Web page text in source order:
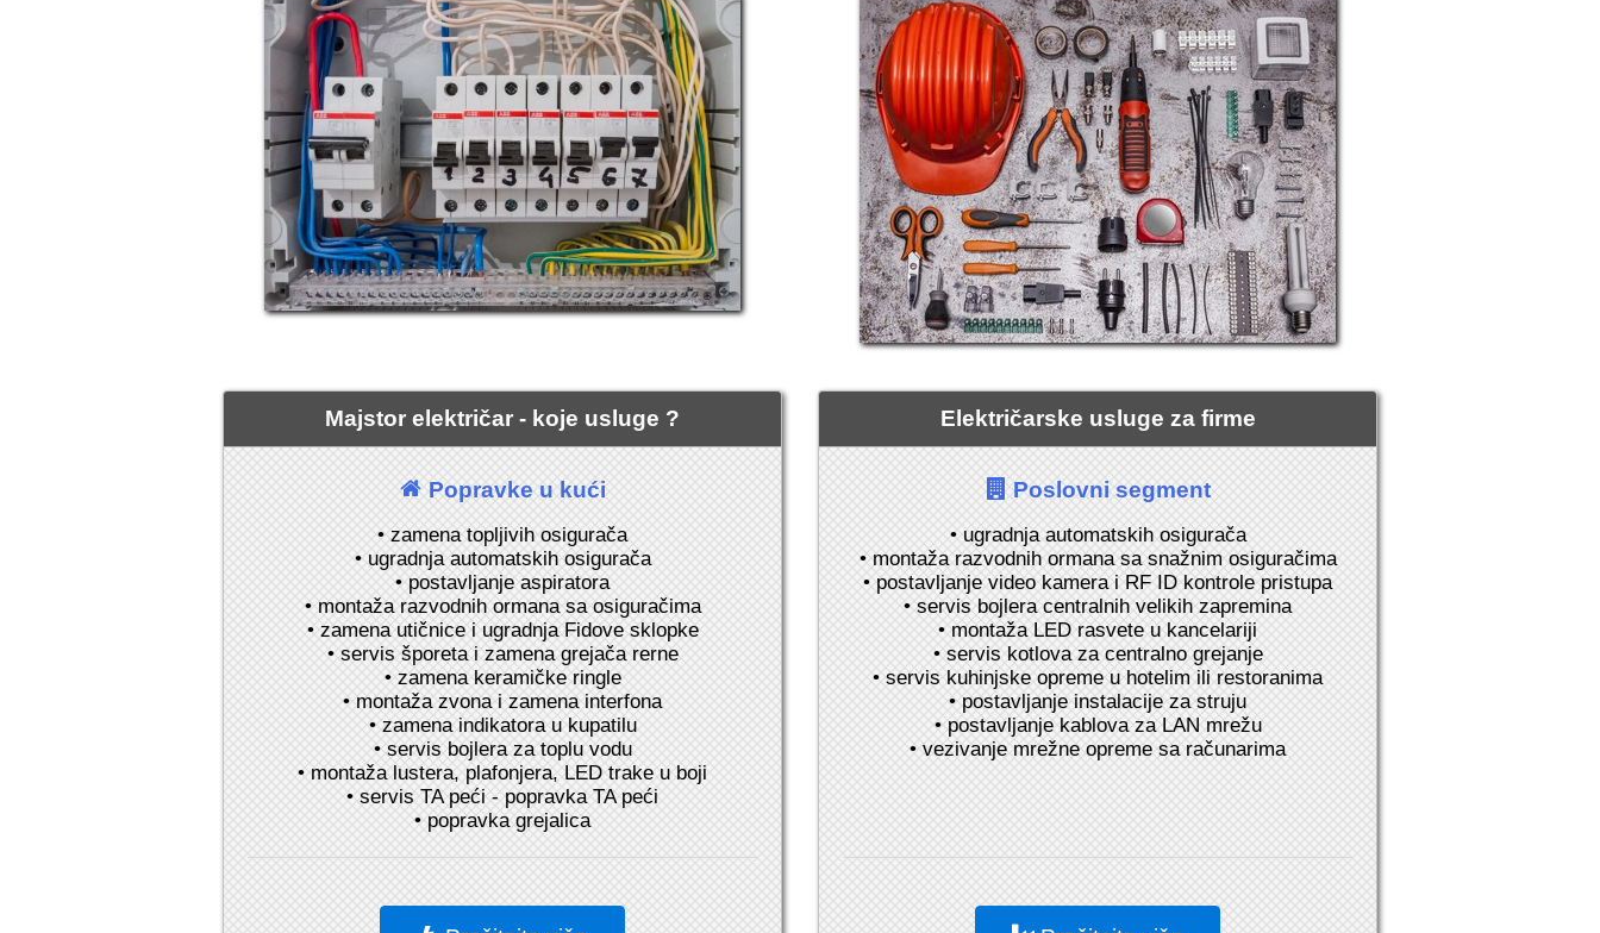
Majstor električar - koje usluge ?
Popravke u kući
• zamena topljivih osigurača
• ugradnja automatskih osigurača
• postavljanje aspiratora
• montaža razvodnih ormana sa osiguračima
• zamena utičnice i ugradnja Fidove sklopke
• servis šporeta i zamena grejača rerne
• zamena keramičke ringle
• montaža zvona i zamena interfona
• zamena indikatora u kupatilu
• servis bojlera za toplu vodu
• montaža lustera, plafonjera, LED trake u boji
• servis TA peći - popravka TA peći
• popravka grejalica
Električarske usluge za firme
Poslovni segment
• ugradnja automatskih osigurača
• montaža razvodnih ormana sa snažnim osiguračima
• postavljanje video kamera i RF ID kontrole pristupa
• servis bojlera centralnih velikih zapremina
• montaža LED rasvete u kancelariji
• servis kotlova za centralno grejanje
• servis kuhinjske opreme u hotelim ili restoranima
• postavljanje instalacije za struju
• postavljanje kablova za LAN mrežu
• vezivanje mrežne opreme sa računarima